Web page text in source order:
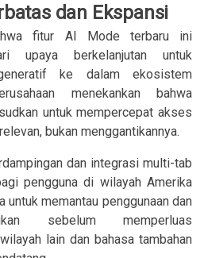
dan Ekspansi
fitur AI Mode terbaru ini
upaya berkelanjutan untuk
ke dalam ekosistem
menekankan bahwa
untuk mempercepat akses
bukan menggantikannya.
dan integrasi multi-tab
pengguna di wilayah Amerika
untuk memantau penggunaan dan
sebelum memperluas
lain dan bahasa tambahan